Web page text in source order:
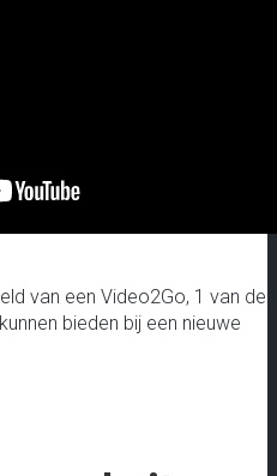
van een Video2Go, 1 van de
bieden bij een nieuwe